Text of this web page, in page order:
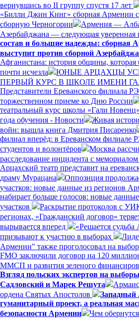
вернувшись во II группу спустя 17 лет
«Билли Джин Кинг» сборная Армении
сборную Черногории
Армения —
Азербайджана — следующая уверенная
состав и большие надежды: сборная
выступит против сборной
Афганистана: история общины,
почти исчезла
ЮНЫЕ АРЦАХЦЫ
ПЕРВЫЙ КУРС В ШКОЛЕ ИМЕНИ
Представители Ереванского филиала
торжественном приеме ко Дню России
театральный курс школы «Гали
года обучения - Новости
Живая
войн: вышла книга Дмитрия Писаренко
филиал вперёд: в Ереванском филиале
студентов и волонтёров
Москва
расследование инцидента с
Арцахский театр представит на
драму Мурацана
Оппозиция
участков: новые данные из регионов
набирает больше голосов: новые
участков
Раскрытие протоколов с
регионах, «Гражданский договор»
вырывается вперед
«Решается
призывают к участию в выборах
Армении" также проголосовал на
FMO заключили договор на 120
ММСП и развития зеленого
Взгляд польских экспертов на
Садловский и Марек Решута
ордена Святых Апостолов
Западный
гуманитарный проект, а реальная
безопасности Армении
Чем